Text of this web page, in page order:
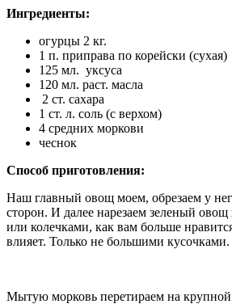
Ингредиенты:
огурцы 2 кг.
1 п. приправа по корейски (сухая)
125 мл. уксуса
120 мл. раст. масла
2 ст. сахара
1 ст. л. соль (с верхом)
4 средних моркови
чеснок
Способ приготовления:
Наш главный овощ моем, обрезаем у
сторон. И далее нарезаем зеленый
или колечками, как вам больше
влияет. Только не большими кусочками.
Мытую морковь перетираем на крупной